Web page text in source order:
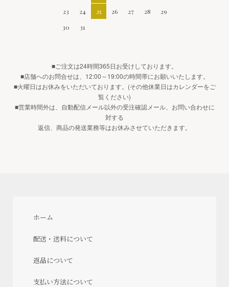
23
24 25 26 27 28
29
30
31
■ご注文は24時間365日お受けしております。
■店舗へのお問合せは、12:00～19:00の時間帯にお願いいたします。
■火曜日はお休みをいただいております。(その他休業日はカレンダーをご
覧ください)
■営業時間外は、自動配信メール以外の受注確認メール、お問い合わせに
対する
返信、商品の発送業務等はお休みさせていただきます。
ホーム
配送・送料について
返品について
支払い方法について